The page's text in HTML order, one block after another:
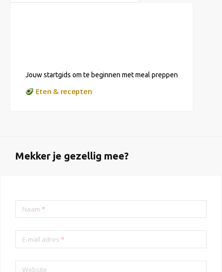
Jouw startgids om te beginnen met meal preppen
Eten & recepten
Mekker je gezellig mee?
Naam *
E-mail adres *
Website